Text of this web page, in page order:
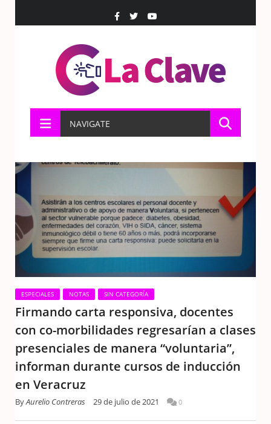
NAVIGATE
ESPECIALES NOTAS SIN CATEGORÍA
Firmando carta responsiva, docentes
con co-morbilidades regresarían a clases
presenciales de manera “voluntaria”,
informan durante cursos de inducción
en Veracruz
ByAurelio Contreras 29 de julio de 2021 0